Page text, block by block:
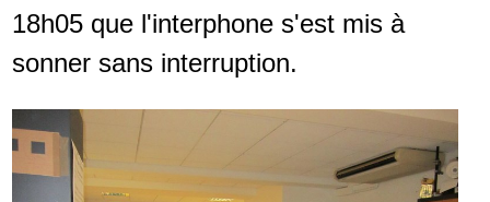
18h05 que l'interphone s'est mis à
sonner sans interruption.